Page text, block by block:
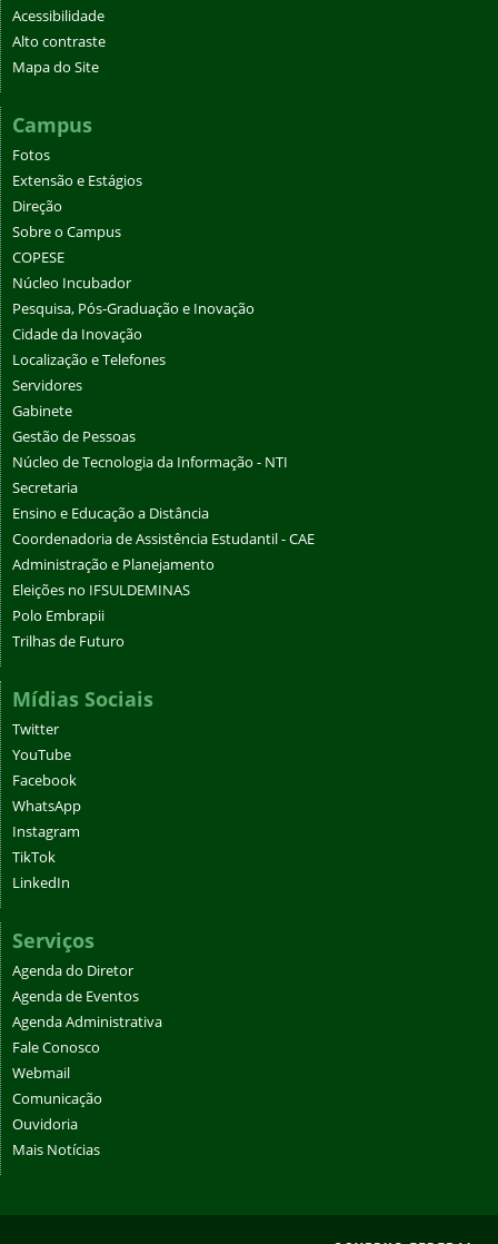
Acessibilidade
Alto contraste
Mapa do Site
Campus
Fotos
Extensão e Estágios
Direção
Sobre o Campus
COPESE
Núcleo Incubador
Pesquisa, Pós-Graduação e Inovação
Cidade da Inovação
Localização e Telefones
Servidores
Gabinete
Gestão de Pessoas
Núcleo de Tecnologia da Informação - NTI
Secretaria
Ensino e Educação a Distância
Coordenadoria de Assistência Estudantil - CAE
Administração e Planejamento
Eleições no IFSULDEMINAS
Polo Embrapii
Trilhas de Futuro
Mídias Sociais
Twitter
YouTube
Facebook
WhatsApp
Instagram
TikTok
LinkedIn
Serviços
Agenda do Diretor
Agenda de Eventos
Agenda Administrativa
Fale Conosco
Webmail
Comunicação
Ouvidoria
Mais Notícias